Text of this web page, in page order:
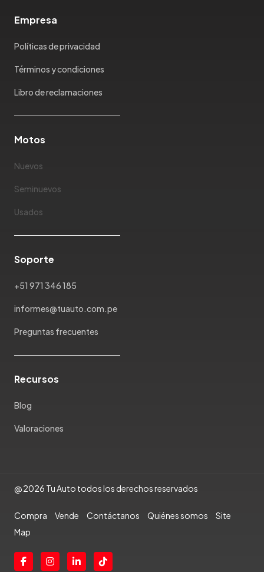
Empresa
Políticas de privacidad
Términos y condiciones
Libro de reclamaciones
Motos
Nuevos
Seminuevos
Usados
Soporte
+51 971 346 185
informes@tuauto.com.pe
Preguntas frecuentes
Recursos
Blog
Valoraciones
@ 2026 Tu Auto todos los derechos reservados
Compra Vende Contáctanos Quiénes somos
Site
Map